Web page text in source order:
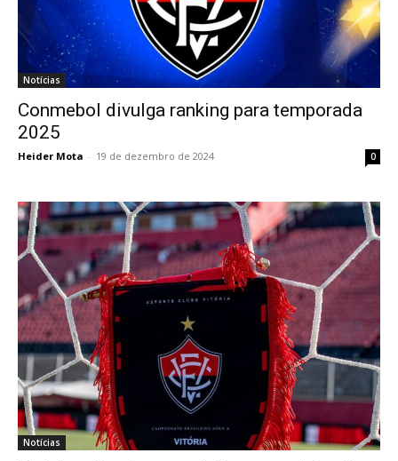
Notícias
Conmebol divulga ranking para temporada
2025
Heider Mota - 19 de dezembro de 2024 0
Notícias